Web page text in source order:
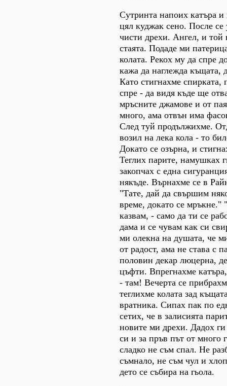
Сутринта напоих катъра
цял куджак сено. После
чисти дрехи. Ангел, и той
стаята. Подаде ми
колата. Рекох му да спре
кажа да наглежда къщата,
Като стигнахме спирката,
спре - да видя къде ще
мръсните джамове и от
много, ама отвън има
След туй продължихме.
возил на лека кола - то
Докато се озърна, и
Теглих парите, намушках
закопчах с една
някъде. Върнахме се в
"Тате, дай да свършим
време, докато се мръкне."
казвам, - само да ти се
дама и се чувам как си
ми олекна на душата, че
от радост, ама не става с
половин декар люцерна,
цъфти. Впрегнахме
- там! Вечерта се
теглихме колата зад
вратника. Сипах пак по
сетих, че в залисията
новите ми дрехи. Дадох
си и за пръв път от много
сладко не съм спал. Не
съмнало, не съм чул и
дето се събира на гьола.